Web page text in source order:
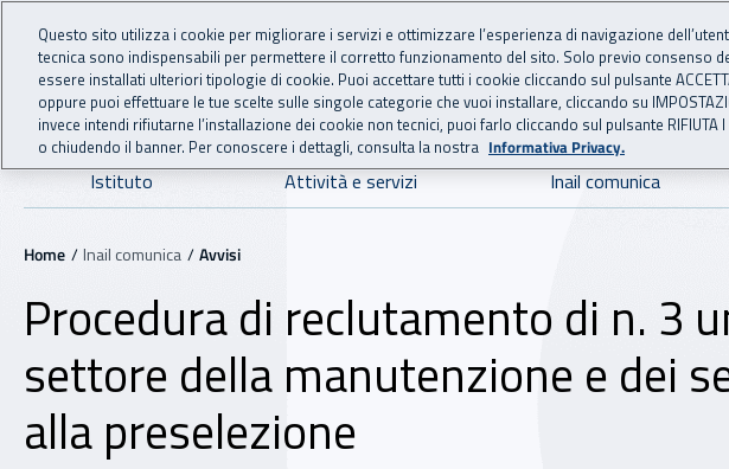
Vai al menu principale
Vai al contenuto principale
INAIL - Istituto Nazionale per
Navigazione principale
Istituto Attività e servizi Inail comunica
Navigazione - Ti trovi in:
Home Inail comunica Avvisi
Procedura di reclutamento di n. 3
settore della manutenzione e dei
alla preselezione
Questo sito utilizza i cookie per migliorare i servizi e ottimizzare l’esperienza di navigazione
tecnica sono indispensabili per permettere il corretto funzionamento del sito. Solo previo consenso
essere installati ulteriori tipologie di cookie. Puoi accettare tutti i cookie cliccando sul pulsante
oppure puoi effettuare le tue scelte sulle singole categorie che vuoi installare, cliccando su
invece intendi rifiutarne l’installazione dei cookie non tecnici, puoi farlo cliccando sul pulsante RIFIUTA I
o chiudendo il banner. Per conoscere i dettagli, consulta la nostra Informativa Privacy.